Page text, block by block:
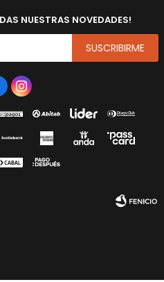
NUESTRAS NOVEDADES!
SUSCRIBIRME
